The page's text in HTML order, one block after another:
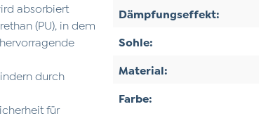
absorbiert
(PU), in dem
durch
für
Dämpfungseffekt:
Sohle:
Material:
Farbe: